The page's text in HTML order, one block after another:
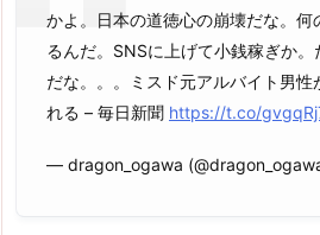
かよ。日本の道徳心の崩壊だな。何
るんだ。SNSに上げて小銭稼ぎか。
だな。。。ミスド元アルバイト男
れる – 毎日新聞 https://t.co/
— dragon_ogawa